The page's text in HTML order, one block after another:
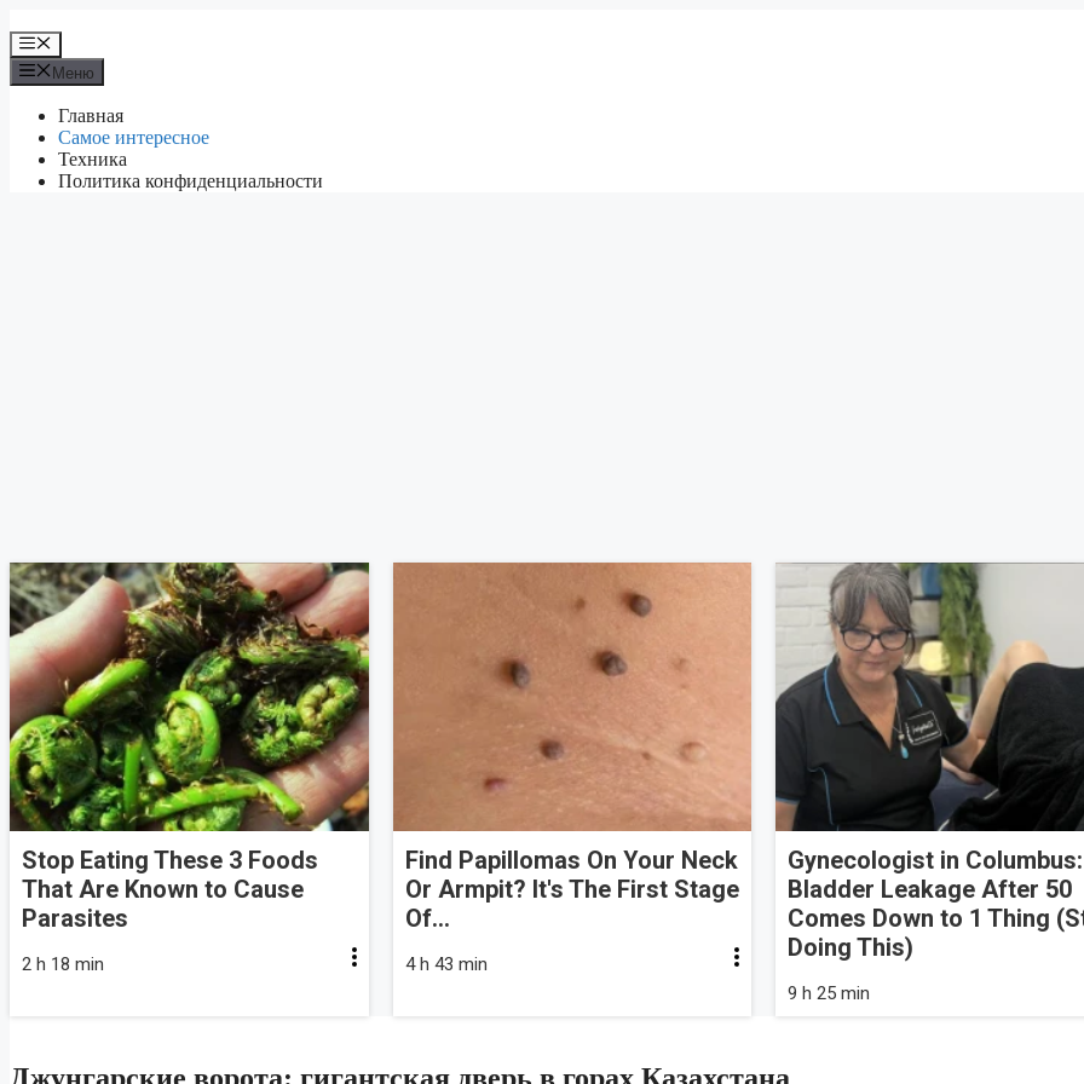
к
содержимому
Меню
Меню
Главная
Самое интересное
Техника
Политика конфиденциальности
Stop Eating These 3 Foods
That Are Known to Cause
Parasites
2 h 18 min
Find Papillomas On Your Neck
Or Armpit? It's The First Stage
Of...
4 h 43 min
Gynecologist in Columbus:
Bladder Leakage After 50
Comes Down to 1 Thing
Doing This)
9 h 25 min